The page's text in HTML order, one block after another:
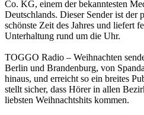
Co. KG, einem der bekanntesten
Deutschlands. Dieser Sender ist der
schönste Zeit des Jahres und liefert
Unterhaltung rund um die Uhr.
TOGGO Radio – Weihnachten
Berlin und Brandenburg, von
hinaus, und erreicht so ein breites
stellt sicher, dass Hörer in allen
liebsten Weihnachtshits kommen.